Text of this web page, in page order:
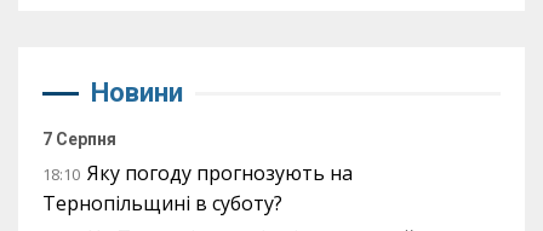
Новини
7 Серпня
18:10 Яку погоду прогнозують на
Тернопільщині в суботу?